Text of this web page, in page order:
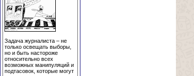
Задача журналиста – не
только освещать выборы,
но и быть настороже
относительно всех
возможных манипуляций и
подтасовок, которые могут